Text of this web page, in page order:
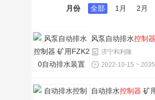
月份 全部 1月 2月
风泵自动排水控制器
济宁和利隆
2022-10-15 ~
自动排水控制器 矿